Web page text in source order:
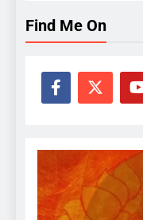
Find Me On